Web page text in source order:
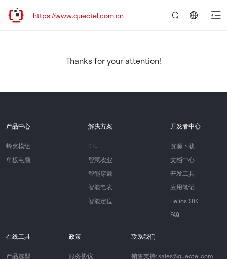
问新址：https://www.quectel.com.cn
Thanks for your attention!
产品中心
蜂窝模组
单板电脑
解决方案
DTU
智慧农业
智能穿戴
智能电表
智能定位
开发者中心
资源下载
文档中心
开发工具
应用笔记
Helios SDK
FAQ
在线工具
产品选型
政策
服务协议
联系我们
销售支持: sales@quectel.com